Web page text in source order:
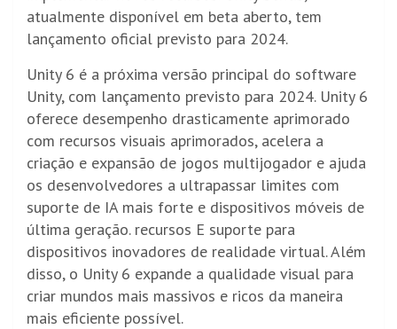
atualmente disponível em beta aberto, tem
lançamento oficial previsto para 2024.
Unity 6 é a próxima versão principal do software
Unity, com lançamento previsto para 2024. Unity 6
oferece desempenho drasticamente aprimorado
com recursos visuais aprimorados, acelera a
criação e expansão de jogos multijogador e ajuda
os desenvolvedores a ultrapassar limites com
suporte de IA mais forte e dispositivos móveis de
última geração. recursos E suporte para
dispositivos inovadores de realidade virtual. Além
disso, o Unity 6 expande a qualidade visual para
criar mundos mais massivos e ricos da maneira
mais eficiente possível.